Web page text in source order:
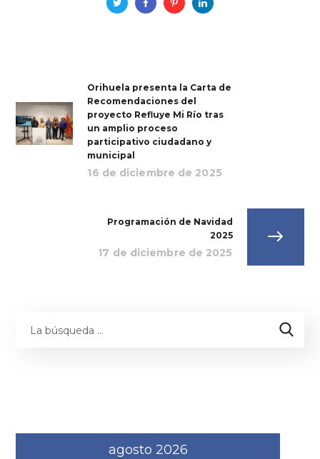
Orihuela presenta la Carta de
Recomendaciones del
proyecto Refluye Mi Río tras
un amplio proceso
participativo ciudadano y
municipal
16 de diciembre de 2025
Programación de Navidad
2025
17 de diciembre de 2025
agosto 2026